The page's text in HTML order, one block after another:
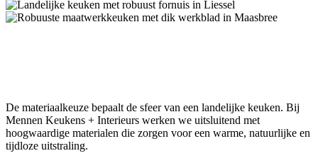
De materiaalkeuze bepaalt de sfeer van een landelijke keuken. Bij
Mennen Keukens + Interieurs werken we uitsluitend met
hoogwaardige materialen die zorgen voor een warme, natuurlijke en
tijdloze uitstraling.